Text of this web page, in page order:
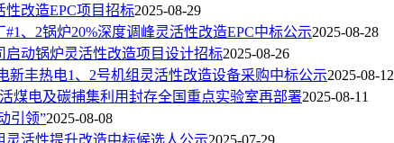
性改造EPC项目招标2025-08-29
、2锅炉20%深度调峰灵活性改造EPC中标公示2025-08-28
动锅炉灵活性改造项目设计招标2025-08-26
新丰热电1、2号机组灵活性改造设备采购中标公示2025-08-12
煤电及碳捕集利用封存全国重点实验室再部署2025-08-11
引领”2025-08-08
灵活性提升改造中标候选人公示2025-07-29